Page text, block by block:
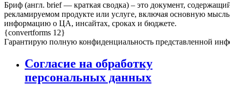
Бриф (англ. brief — краткая сводка) – это документ,
рекламируемом продукте или услуге, включая основную
информацию о ЦА, инсайтах, сроках и бюджете.
{convertforms 12}
Гарантирую полную конфиденциальность представленной
Согласие на обработку
персональных данных